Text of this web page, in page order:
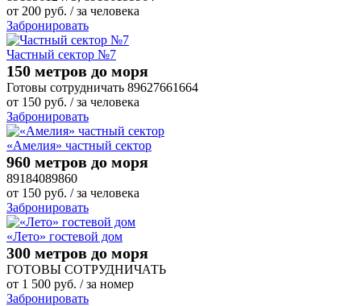
от 200 руб. / за человека
Забронировать
Частный сектор №7
150 метров до моря
Готовы сотрудничать 89627661664
от 150 руб. / за человека
Забронировать
«Амелия» частный сектор
960 метров до моря
89184089860
от 150 руб. / за человека
Забронировать
«Лето» гостевой дом
300 метров до моря
ГОТОВЫ СОТРУДНИЧАТЬ
от 1 500 руб. / за номер
Забронировать